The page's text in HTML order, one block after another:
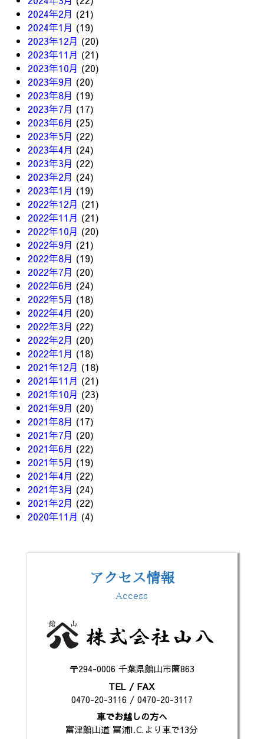
2024年2月 (21)
2024年1月 (19)
2023年12月 (20)
2023年11月 (21)
2023年10月 (20)
2023年9月 (20)
2023年8月 (19)
2023年7月 (17)
2023年6月 (25)
2023年5月 (22)
2023年4月 (24)
2023年3月 (22)
2023年2月 (24)
2023年1月 (19)
2022年12月 (21)
2022年11月 (21)
2022年10月 (20)
2022年9月 (21)
2022年8月 (19)
2022年7月 (20)
2022年6月 (24)
2022年5月 (18)
2022年4月 (20)
2022年3月 (22)
2022年2月 (20)
2022年1月 (18)
2021年12月 (18)
2021年11月 (21)
2021年10月 (23)
2021年9月 (20)
2021年8月 (17)
2021年7月 (20)
2021年6月 (22)
2021年5月 (19)
2021年4月 (22)
2021年3月 (24)
2021年2月 (22)
2020年11月 (4)
アクセス情報
Access
〒294-0006 千葉県館山市薗863
TEL / FAX
0470-20-3116 / 0470-20-3117
車でお越しの方へ
富津館山道 冨浦I.C.より車で13分